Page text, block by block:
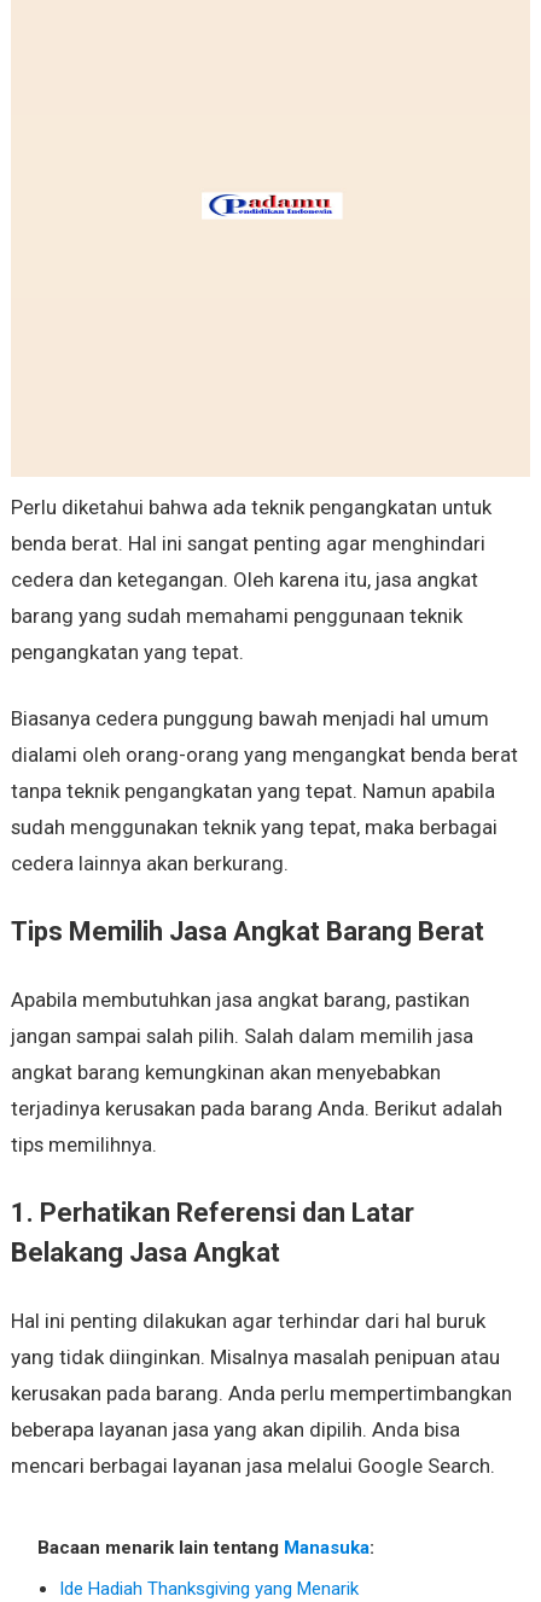
Perlu diketahui bahwa ada teknik pengangkatan untuk
benda berat. Hal ini sangat penting agar menghindari
cedera dan ketegangan. Oleh karena itu, jasa angkat
barang yang sudah memahami penggunaan teknik
pengangkatan yang tepat.
Biasanya cedera punggung bawah menjadi hal umum
dialami oleh orang-orang yang mengangkat benda berat
tanpa teknik pengangkatan yang tepat. Namun apabila
sudah menggunakan teknik yang tepat, maka berbagai
cedera lainnya akan berkurang.
Tips Memilih Jasa Angkat Barang Berat
Apabila membutuhkan jasa angkat barang, pastikan
jangan sampai salah pilih. Salah dalam memilih jasa
angkat barang kemungkinan akan menyebabkan
terjadinya kerusakan pada barang Anda. Berikut adalah
tips memilihnya.
1. Perhatikan Referensi dan Latar
Belakang Jasa Angkat
Hal ini penting dilakukan agar terhindar dari hal buruk
yang tidak diinginkan. Misalnya masalah penipuan atau
kerusakan pada barang. Anda perlu mempertimbangkan
beberapa layanan jasa yang akan dipilih. Anda bisa
mencari berbagai layanan jasa melalui Google Search.
Bacaan menarik lain tentang Manasuka:
Ide Hadiah Thanksgiving yang Menarik